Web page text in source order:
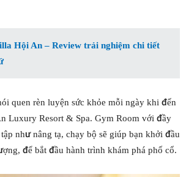
Hội An – Review trải nghiệm chi tiết
quen rèn luyện sức khỏe mỗi ngày khi đến
Luxury Resort & Spa. Gym Room với đầy
như nâng tạ, chạy bộ sẽ giúp bạn khởi đầu
để bắt đầu hành trình khám phá phố cổ.